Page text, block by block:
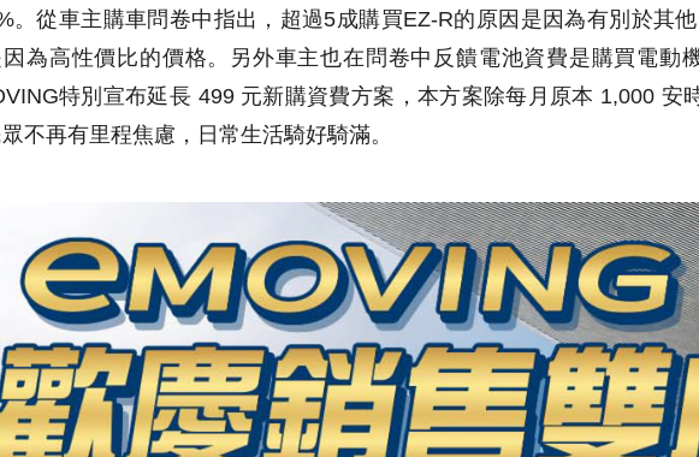
。從車主購車問卷中指出，超過5成購買EZ-R的原因是因為有別於其
因為高性價比的價格。另外車主也在問卷中反饋電池資費是購買電動
特別宣布延長 499 元新購資費方案，本方案除每月原本 1,000 安
不再有里程焦慮，日常生活騎好騎滿。